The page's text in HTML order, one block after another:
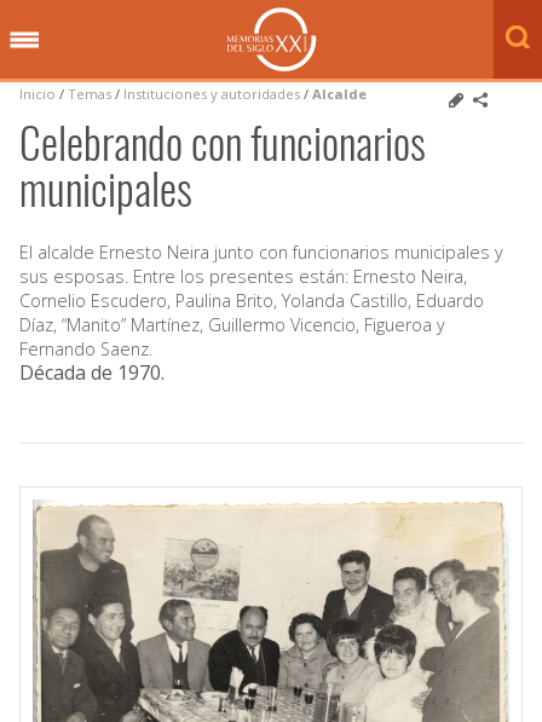
Inicio / Temas / Instituciones y autoridades / Alcalde
Celebrando con funcionarios
municipales
El alcalde Ernesto Neira junto con funcionarios municipales y
sus esposas. Entre los presentes están: Ernesto Neira,
Cornelio Escudero, Paulina Brito, Yolanda Castillo, Eduardo
Díaz, “Manito” Martínez, Guillermo Vicencio, Figueroa y
Fernando Saenz.
Década de 1970.